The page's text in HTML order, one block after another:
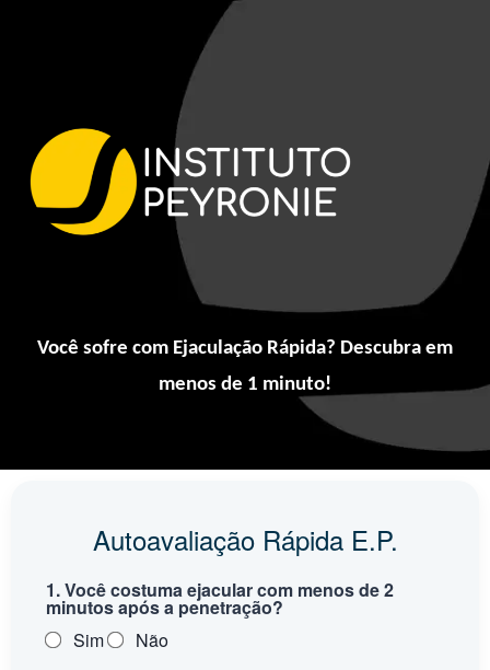
Você sofre com Ejaculação Rápida? Descubra em
menos de 1 minuto!
Autoavaliação Rápida E.P.
1. Você costuma ejacular com menos de 2
minutos após a penetração?
Sim
Não